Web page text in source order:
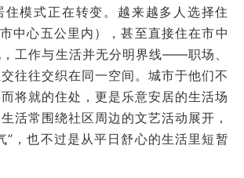
住模式正在转变。越来越多人选择住
中心五公里内），甚至直接住在市中
工作与生活并无分明界线——职场、
往往交织在同一空间。城市于他们不
将就的住处，更是乐意安居的生活场
活常围绕社区周边的文艺活动展开，
”，也不过是从平日舒心的生活里短暂